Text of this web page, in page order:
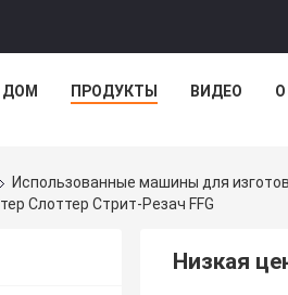
ДОМ ПРОДУКТЫ ВИДЕО
Использованные машины для
Слоттер Стрит-Резач FFG
Низкая